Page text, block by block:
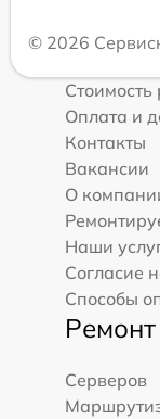
© 2026
Стоимость
Оплата и
Контакты
Вакансии
О
Наши
Согласие
Способы
Ремонт
Серверов